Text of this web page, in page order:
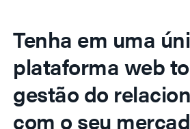
Tenha em uma
plataforma web
gestão do
com o seu